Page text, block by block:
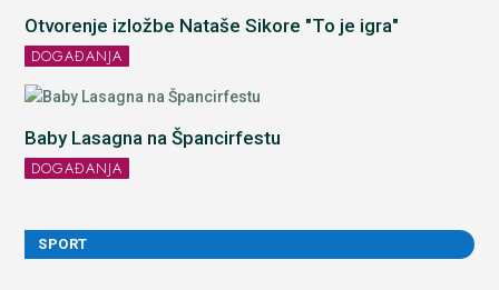
Otvorenje izložbe Nataše Sikore "To je igra"
DOGAĐANJA
Baby Lasagna na Špancirfestu
DOGAĐANJA
SPORT